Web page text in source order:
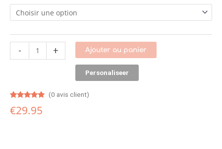
- + Ajouter au panier
Personaliseer
sur 5
(0 avis client)
€29.95